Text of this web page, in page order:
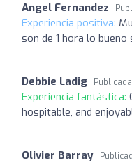
Angel Fernandez
Experiencia positiva:
son de 1 hora lo bueno
Debbie Ladig
Experiencia fantástica:
hospitable, and
Olivier Barray